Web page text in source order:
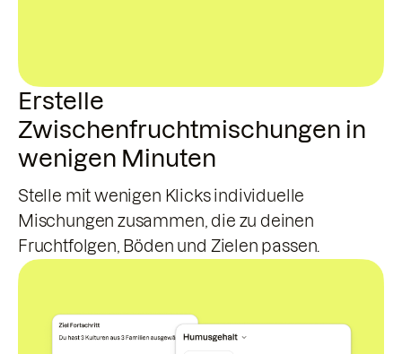
Erstelle
Zwischenfruchtmischungen in
wenigen Minuten
Stelle mit wenigen Klicks individuelle
Mischungen zusammen, die zu deinen
Fruchtfolgen, Böden und Zielen passen.